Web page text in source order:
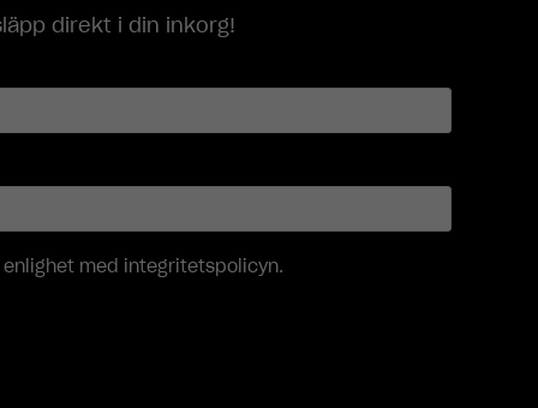
direkt i din inkorg!
med integritetspolicyn.